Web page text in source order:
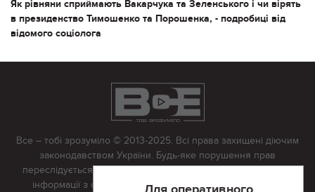
Як рівняни сприймають Вакарчука та Зеленського і чи вірять
в президенство Тимошенко та Порошенка, - подробиці від
відомого соціолога
Все – тобі зрозуміло © 2013-2025. Всі права захищені діючим
законодавством України. Будь-яке порушення прав
переслідується в судовому порядку. Будь-яке відтворення
інформації з сайту тільки з письмово дозволу редакції.